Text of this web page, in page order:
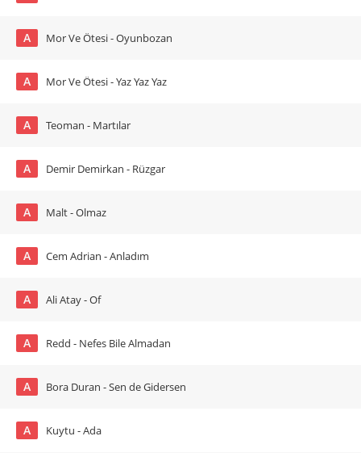
A Mor Ve Ötesi - Oyunbozan
A Mor Ve Ötesi - Yaz Yaz Yaz
A Teoman - Martılar
A Demir Demirkan - Rüzgar
A Malt - Olmaz
A Cem Adrian - Anladım
A Ali Atay - Of
A Redd - Nefes Bile Almadan
A Bora Duran - Sen de Gidersen
A Kuytu - Ada